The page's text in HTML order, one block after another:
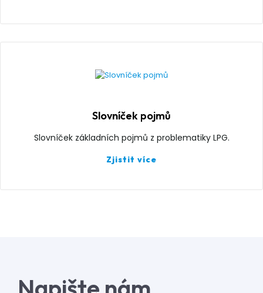
Slovníček pojmů
Slovníček základních pojmů z problematiky LPG.
Zjistit více